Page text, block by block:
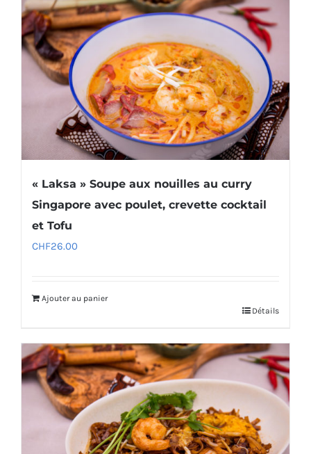
« Laksa » Soupe aux nouilles au curry
Singapore avec poulet, crevette cocktail
et Tofu
CHF26.00
Ajouter au panier
Détails